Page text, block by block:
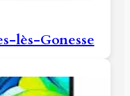
lès-Gonesse